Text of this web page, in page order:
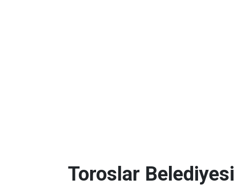
Toroslar Belediyesi